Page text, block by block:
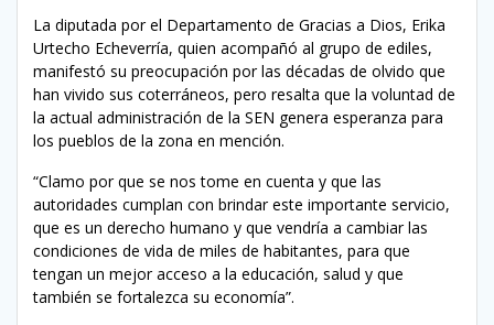
La diputada por el Departamento de Gracias a Dios, Erika
Urtecho Echeverría, quien acompañó al grupo de ediles,
manifestó su preocupación por las décadas de olvido que
han vivido sus coterráneos, pero resalta que la voluntad de
la actual administración de la SEN genera esperanza para
los pueblos de la zona en mención.
“Clamo por que se nos tome en cuenta y que las
autoridades cumplan con brindar este importante servicio,
que es un derecho humano y que vendría a cambiar las
condiciones de vida de miles de habitantes, para que
tengan un mejor acceso a la educación, salud y que
también se fortalezca su economía”.